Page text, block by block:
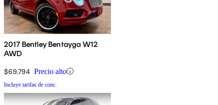
2017 Bentley Bentayga W12
AWD
$69,794 Precio alto
Incluye tarifas de conc.